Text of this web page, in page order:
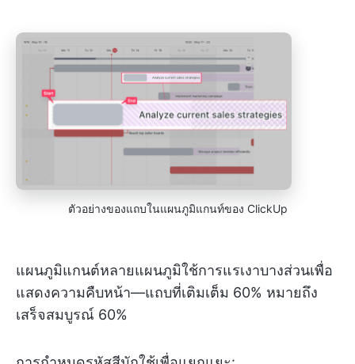
ตัวอย่างของแถบในแผนภูมิแกนท์ของ ClickUp
แผนภูมิแกนต์หลายแผนภูมิใช้การแรเงาบางส่วนเพื่อ
แสดงความคืบหน้า—แถบที่เติมเต็ม 60% หมายถึง
เสร็จสมบูรณ์ 60%